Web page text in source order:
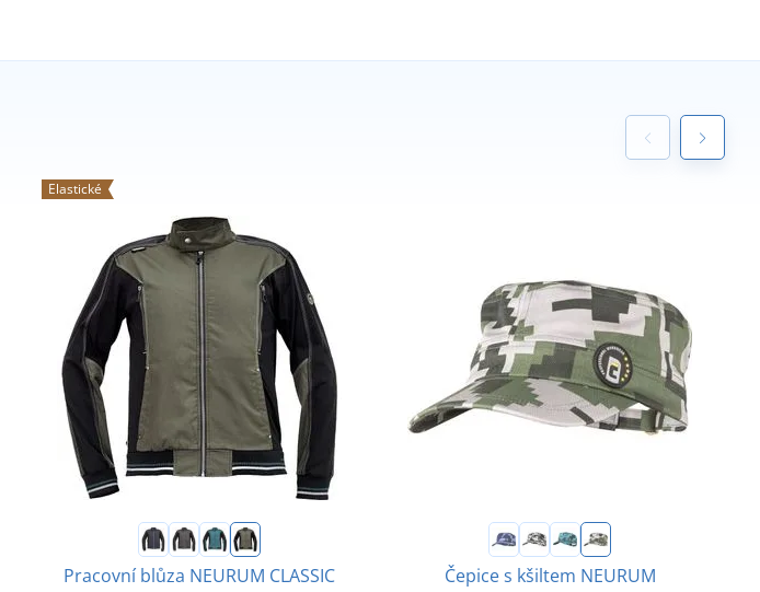
Elastické
Pracovní blůza NEURUM CLASSIC Čepice s kšiltem NEURUM